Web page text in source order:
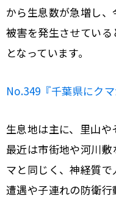
から生息数が急増し
被害を発生させてい
となっています。
No.349『千葉県にクマ
生息地は主に、里山や
最近は市街地や河川
マと同じく、神経質
遭遇や子連れの防衛